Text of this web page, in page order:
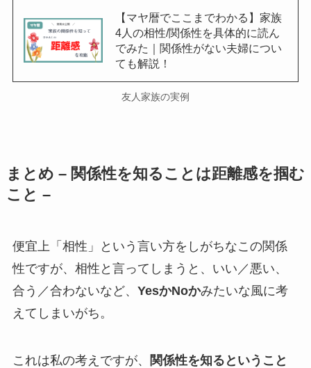
【マヤ暦でここまでわかる】家族
4人の相性/関係性を具体的に読ん
でみた｜関係性がない夫婦につい
ても解説！
友人家族の実例
まとめ – 関係性を知ることは距離感を掴む
こと –
便宜上「相性」という言い方をしがちなこの関係
性ですが、相性と言ってしまうと、いい／悪い、
合う／合わないなど、 YesかNoかみたいな風に考
えてしまいがち。
これは私の考えですが、
関係性を知るということ